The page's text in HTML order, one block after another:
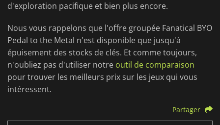
d'exploration pacifique et bien plus encore.
Nous vous rappelons que l'offre groupée Fanatical BYO
Pedal to the Metal n'est disponible que jusqu'à
épuisement des stocks de clés. Et comme toujours,
n'oubliez pas d'utiliser notre outil de comparaison
pour trouver les meilleurs prix sur les jeux qui vous
intéressent.
Partager